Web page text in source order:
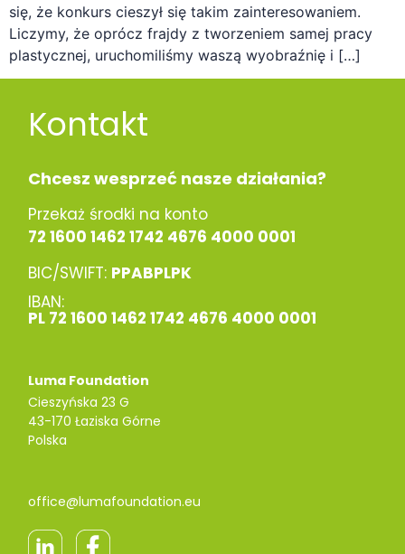
się, że konkurs cieszył się takim zainteresowaniem.
Liczymy, że oprócz frajdy z tworzeniem samej pracy
plastycznej, uruchomiliśmy waszą wyobraźnię i […]
Kontakt
Chcesz wesprzeć nasze działania?
Przekaż środki na konto
72 1600 1462 1742 4676 4000 0001
BIC/SWIFT: PPABPLPK
IBAN:
PL 72 1600 1462 1742 4676 4000 0001
Luma Foundation
Cieszyńska 23 G
43-170 Łaziska Górne
Polska
office@lumafoundation.eu